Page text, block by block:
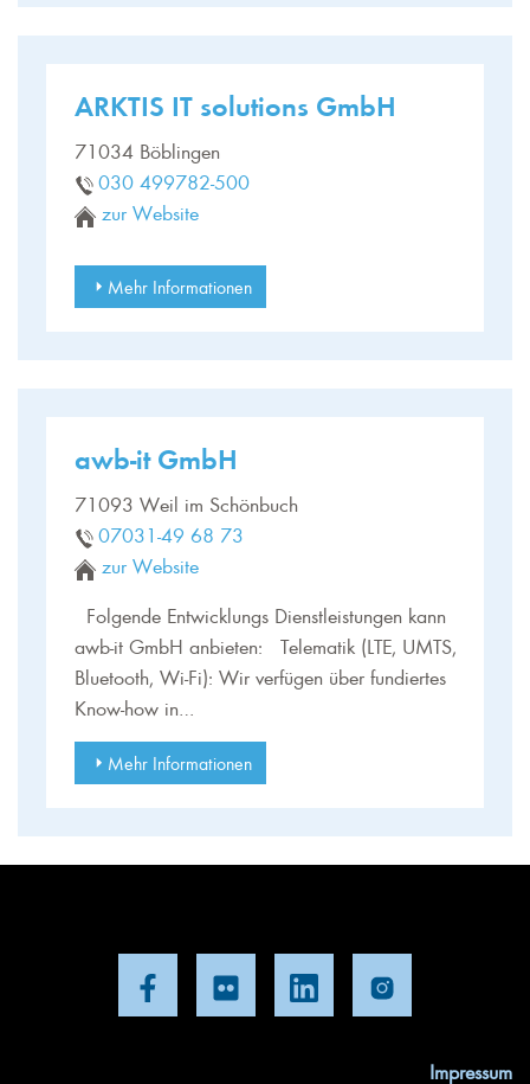
ARKTIS IT solutions GmbH
Mehr Informationen
71034 Böblingen
030 499782-500
zur Website
awb-it GmbH
Folgende Entwicklungs Dienstleistungen kann
awb-it GmbH anbieten: Telematik (LTE, UMTS,
Bluetooth, Wi-Fi): Wir verfügen über fundiertes
Know-how in…
Mehr Informationen
71093 Weil im Schönbuch
07031-49 68 73
zur Website
Impressum